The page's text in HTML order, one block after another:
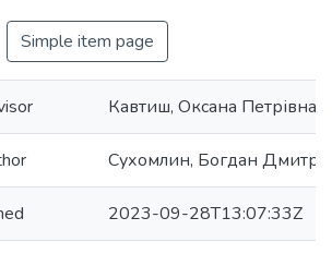
Simple item page
Кавтиш, Оксана Петрівна
Сухомлин, Богдан
2023-09-28T13:07:33Z